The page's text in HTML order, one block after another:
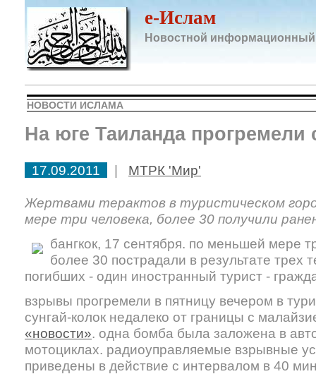
e-Ислам
Новостной информационный
НОВОСТИ ИСЛАМА
На юге Таиланда прогремели
17.09.2011 | МТРК 'Мир'
Жертвами терактов в туристическом
мере три человека, более 30 получили
бангкок, 17 сентября. по меньшей мере
более 30 пострадали в результате трех
погибших - один иностранный турист -
взрывы прогремели в пятницу вечером в
сунгай-колок недалеко от границы с
«новости». одна бомба была заложена в
мотоциклах. радиоуправляемые взрывные
приведены в действие с интервалом в 40